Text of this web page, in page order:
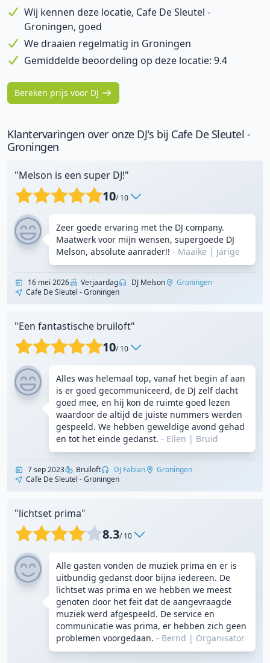
Wij kennen deze locatie, Cafe De Sleutel -
Groningen, goed
We draaien regelmatig in Groningen
Gemiddelde beoordeling op deze locatie: 9.4
Bereken prijs voor DJ
Klantervaringen over onze DJ's bij Cafe De Sleutel -
Groningen
"Melson is een super DJ!"
10/ 10
Zeer goede ervaring met the DJ company.
Maatwerk voor mijn wensen, supergoede DJ
Melson, absolute aanrader!! - Maaike | Jarige
16 mei 2026 Verjaardag DJ Melson
Groningen
Cafe De Sleutel - Groningen
"Een fantastische bruiloft"
10/ 10
Alles was helemaal top, vanaf het begin af aan
is er goed gecommuniceerd, de DJ zelf dacht
goed mee, en hij kon de ruimte goed lezen
waardoor de altijd de juiste nummers werden
gespeeld. We hebben geweldige avond gehad
en tot het einde gedanst. - Ellen | Bruid
7 sep 2023 Bruiloft DJ Fabian
Groningen
Cafe De Sleutel - Groningen
"lichtset prima"
8.3/ 10
Alle gasten vonden de muziek prima en er is
uitbundig gedanst door bijna iedereen. De
lichtset was prima en we hebben we meest
genoten door het feit dat de aangevraagde
muziek werd afgespeeld. De service en
communicatie was prima, er hebben zich geen
problemen voorgedaan. - Bernd | Organisator